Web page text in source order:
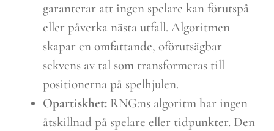
garanterar att ingen spelare kan förutspå
eller påverka nästa utfall. Algoritmen
skapar en omfattande, oförutsägbar
sekvens av tal som transformeras till
positionerna på spelhjulen.
Opartiskhet: RNG:ns algoritm har ingen
åtskillnad på spelare eller tidpunkter. Den